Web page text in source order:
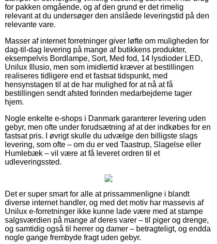
for pakken omgående, og af den grund er det rimelig
relevant at du undersøger den anslåede leveringstid på den
relevante vare.
Masser af internet forretninger giver løfte om muligheden for
dag-til-dag levering på mange af butikkens produkter,
eksempelvis Bordlampe, Sort, Med fod, 14 lysdioder LED,
Unilux Illusio, men som imidlertid kræver at bestillingen
realiseres tidligere end et fastsat tidspunkt, med
hensynstagen til at de har mulighed for at nå at få
bestillingen sendt afsted forinden medarbejderne tager
hjem.
Nogle enkelte e-shops i Danmark garanterer levering uden
gebyr, men ofte under forudsætning af at der indkøbes for en
fastsat pris. I øvrigt skulle du udvælge den billigste slags
levering, som ofte – om du er ved Taastrup, Slagelse eller
Humlebæk – vil være at få leveret ordren til et
udleveringssted.
Det er super smart for alle at prissammenligne i blandt
diverse internet handler, og med det motiv har massevis af
Unilux e-forretninger ikke kunne lade være med at stampe
salgsværdien på mange af deres varer – til piger og drenge,
og samtidig også til herrer og damer – betragteligt, og endda
nogle gange frembyde fragt uden gebyr.